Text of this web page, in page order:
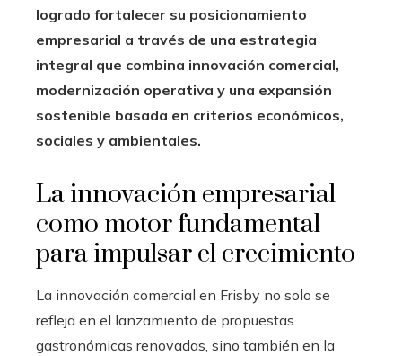
logrado fortalecer su posicionamiento
empresarial a través de una estrategia
integral que combina innovación comercial,
modernización operativa y una expansión
sostenible basada en criterios económicos,
sociales y ambientales.
La innovación empresarial
como motor fundamental
para impulsar el crecimiento
La innovación comercial en Frisby no solo se
refleja en el lanzamiento de propuestas
gastronómicas renovadas, sino también en la